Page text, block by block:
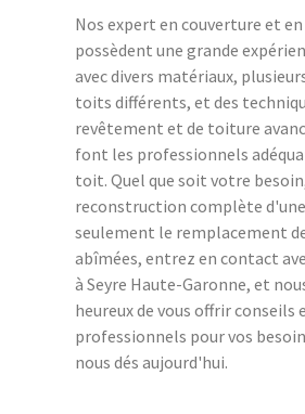
Nos expert en couverture et
possèdent une grande
avec divers matériaux,
toits différents, et des
revêtement et de toiture
font les professionnels
toit. Quel que soit votre
reconstruction complète
seulement le remplacement
abîmées, entrez en contact
à Seyre Haute-Garonne, et
heureux de vous offrir conseils
professionnels pour vos
nous dés aujourd'hui.